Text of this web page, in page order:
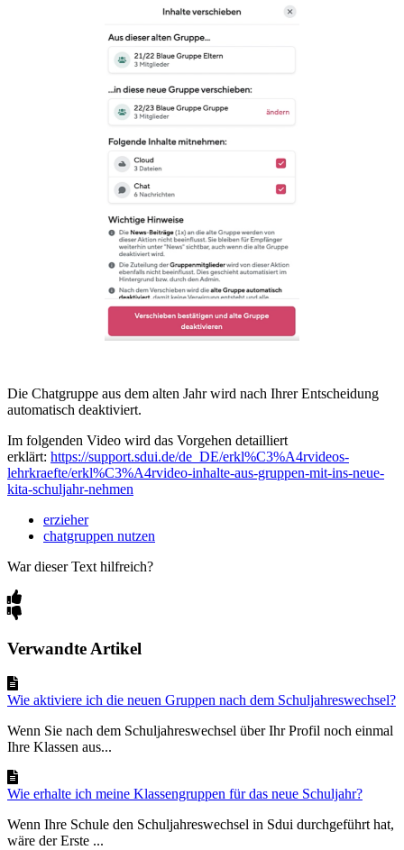
Die Chatgruppe aus dem alten Jahr wird nach Ihrer Entscheidung
automatisch deaktiviert.
Im folgenden Video wird das Vorgehen detailliert
erklärt: https://support.sdui.de/de_DE/erkl%C3%A4rvideos-
lehrkraefte/erkl%C3%A4rvideo-inhalte-aus-gruppen-mit-ins-neue-
kita-schuljahr-nehmen
erzieher
chatgruppen nutzen
War dieser Text hilfreich?
Verwandte Artikel
Wie aktiviere ich die neuen Gruppen nach dem Schuljahreswechsel?
Wenn Sie nach dem Schuljahreswechsel über Ihr Profil noch einmal
Ihre Klassen aus...
Wie erhalte ich meine Klassengruppen für das neue Schuljahr?
Wenn Ihre Schule den Schuljahreswechsel in Sdui durchgeführt hat,
wäre der Erste ...